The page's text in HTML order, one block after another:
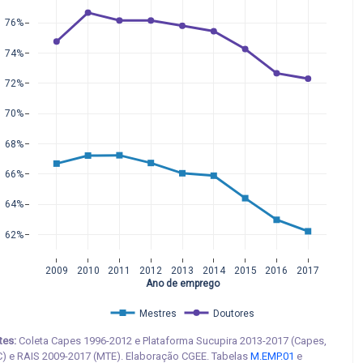
2009 2010 2011 2012 2013 2014 2015 2016 2017
62%
64%
66%
68%
70%
72%
74%
76%
Mestres Doutores
Ano de emprego
Coleta Capes 1996-2012 e Plataforma Sucupira 2013-2017 (Capes,
e RAIS 2009-2017 (MTE). Elaboração CGEE. Tabelas M.EMP.01 e